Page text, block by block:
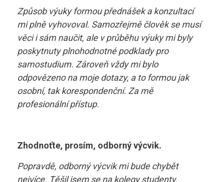
Způsob výuky formou přednášek a konzultací
mi plně vyhovoval. Samozřejmě člověk se musí
věci i sám naučit, ale v průběhu výuky mi byly
poskytnuty plnohodnotné podklady pro
samostudium. Zároveň vždy mi bylo
odpovězeno na moje dotazy, a to formou jak
osobní, tak korespondenční. Za mě
profesionální přístup.
Zhodnoťte, prosím, odborný výcvik.
Popravdě, odborný výcvik mi bude chybět
nejvíce. Těšil jsem se na kolegy studenty,